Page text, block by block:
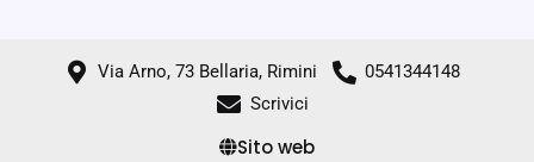
Via Arno, 73 Bellaria, Rimini
0541344148
Scrivici
Sito web